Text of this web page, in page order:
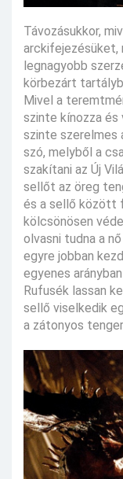
Távozásukkor,
arckifejezésüket,
legnagyobb
körbezárt
Mivel a
szinte kínozza és
szinte szerelmes
szó, melyből a
szakítani az Új
sellőt az öreg
és a sellő között
kölcsönösen
olvasni tudna a
egyre jobban
egyenes
Rufusék lassan
sellő viselkedik
a zátonyos